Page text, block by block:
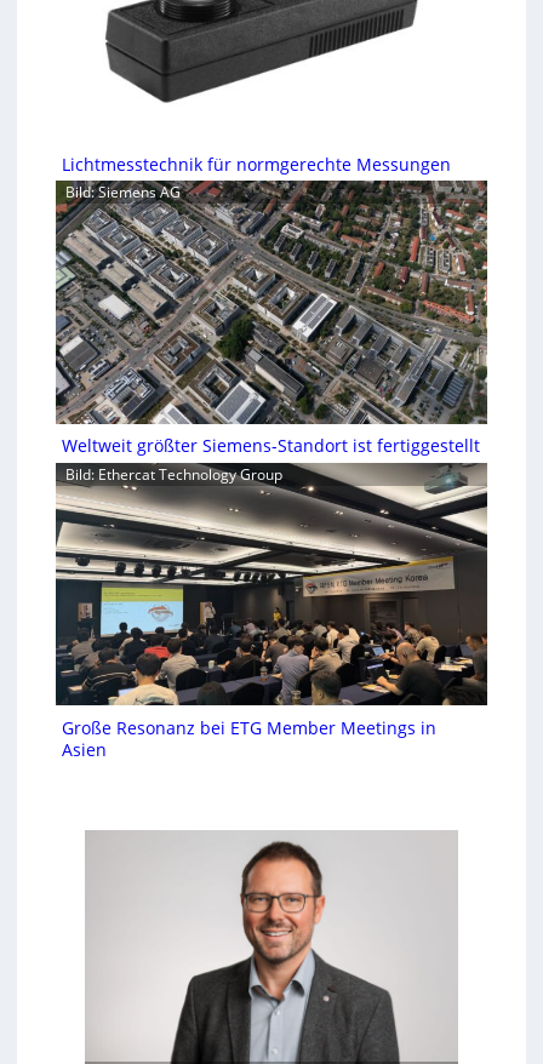
Lichtmesstechnik für normgerechte Messungen
Bild: Siemens AG
Weltweit größter Siemens-Standort ist fertiggestellt
Bild: Ethercat Technology Group
Große Resonanz bei ETG Member Meetings in
Asien